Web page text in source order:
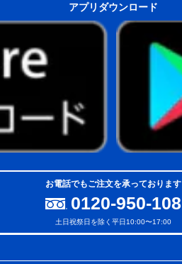
アプリダウンロード
お電話でもご注文を承っております
0120-950-108
土日祝祭日を除く平日10:00〜17:00